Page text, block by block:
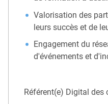
Valorisation des
leurs succès et de
Engagement du
d'événements et
Référent(e) Digital des